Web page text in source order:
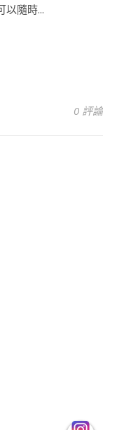
以隨時...
0 評論